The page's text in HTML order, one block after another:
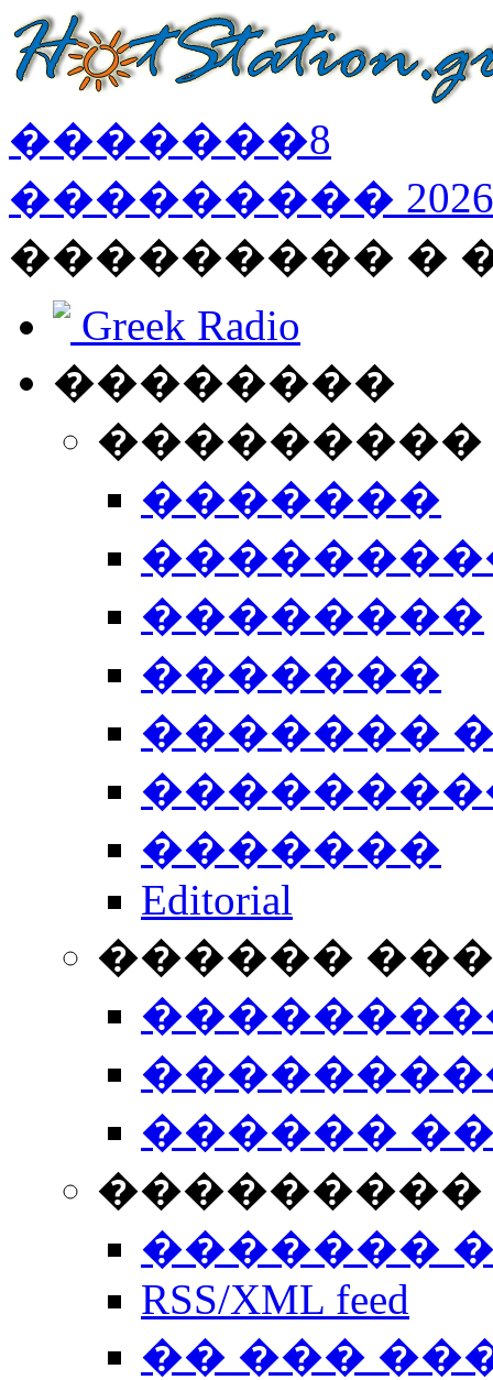
�������8
��������� 2026
��������� �
Greek Radio
��������
�������
��������
�������
�������
�������
Editorial
������
������
���������
�������
RSS/XML feed
�� ���